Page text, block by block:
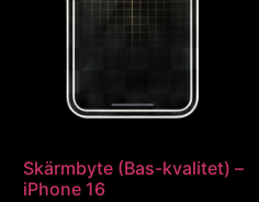
Skärmbyte (Bas-kvalitet) –
iPhone 16